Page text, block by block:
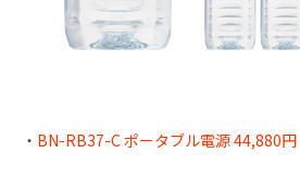
・ BN-RB37-C ポータブル電源 44,880円